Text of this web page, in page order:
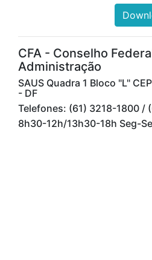
CFA - Conselho
Administração
SAUS Quadra 1 Bloco "L"
- DF
Telefones: (61) 3218-1800 /
8h30-12h/13h30-18h Seg-